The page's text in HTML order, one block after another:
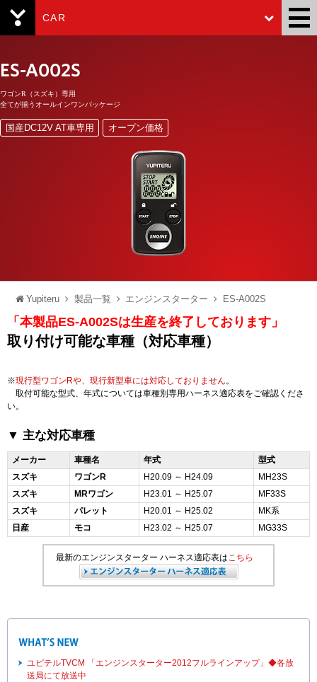
CAR
ES-A002S
ワゴンR（スズキ）専用
全てが揃うオールインワンパッケージ
国産DC12V AT車専用 オープン価格
Yupiteru 製品一覧 エンジンスターター ES-A002S
「本製品ES-A002Sは生産を終了しております」
取り付け可能な車種（対応車種）
※現行型ワゴンRや、現行新型車には対応しておりません。
取付可能な型式、年式については車種別専用ハーネス適応表をご確認くださ
い。
▼ 主な対応車種
メーカー 車種名 年式
型式
スズキ
ワゴンR H20.09 ～ H24.09
MH23S
スズキ
MRワゴン H23.01 ～ H25.07
MF33S
スズキ
パレット H20.01 ～ H25.02
MK系
日産
モコ H23.02 ～ H25.07 MG33S
最新のエンジンスターター ハーネス適応表はこちら
ユピテルTVCM 「エンジンスターター2012フルラインアップ」◆各放
送局にて放送中